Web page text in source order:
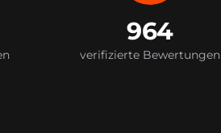
964
verifizierte Bewertungen